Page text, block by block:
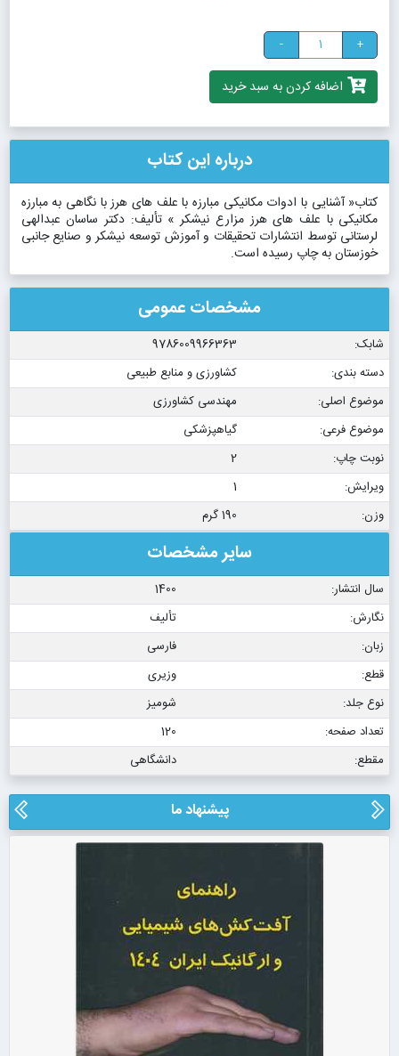
+
-
اضافه کردن به سبد خرید
درباره این کتاب
کتاب« آشنایی با ادوات مکانیکی مبارزه با علف های هرز با نگاهی به مبارزه
مکانیکی با علف های هرز مزارع نیشکر » تألیف: دکتر ساسان عبدالهی
لرستانی توسط انتشارات تحقیقات و آموزش توسعه نیشکر و صنایع جانبی
خوزستان به چاپ رسیده است.
مشخصات عمومی
شابک:
9786009966363
دسته بندی:
کشاورزی و منابع طبیعی
موضوع اصلی:
مهندسی کشاورزی
موضوع فرعی:
گیاهپزشکی
نوبت چاپ:
2
ویرایش:
1
وزن:
190 گرم
سایر مشخصات
سال انتشار:
1400
نگارش:
تألیف
زبان:
فارسی
قطع:
وزیری
نوع جلد:
شومیز
تعداد صفحه:
120
مقطع:
دانشگاهی
پیشنهاد ما